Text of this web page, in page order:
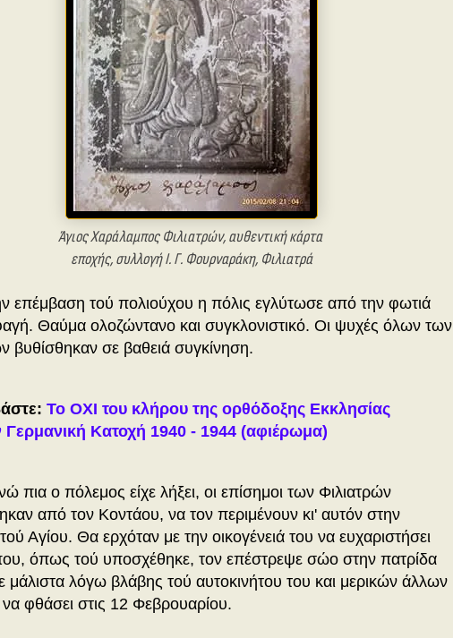
Άγιος Χαράλαμπος Φιλιατρών, αυθεντική κάρτα
εποχής, συλλογήΙ. Γ. Φουρναράκη, Φιλιατρά
επέμβαση τού πολιούχου η πόλις εγλύτωσε από την φωτιά
Θαύμα ολοζώντανο και συγκλονιστικό. Οι ψυχές όλων των
βυθίσθηκαν σε βαθειά συγκίνηση.
Το ΟΧΙ του κλήρου της ορθόδοξης Εκκλησίας
Γερμανική Κατοχή 1940 - 1944 (αφιέρωμα)
πια ο πόλεμος είχε λήξει, οι επίσημοι των Φιλιατρών
από τον Κοντάου, να τον περιμένουν κι' αυτόν στην
Αγίου. Θα ερχόταν με την οικογένειά του να ευχαριστήσει
όπως τού υποσχέθηκε, τον επέστρεψε σώο στην πατρίδα
μάλιστα λόγω βλάβης τού αυτοκινήτου του και μερικών άλλων
φθάσει στις 12 Φεβρουαρίου.